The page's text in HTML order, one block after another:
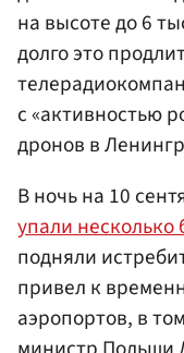
на высоте до 6
долго это
с «активностью
дронов в
В ночь на 10
упали несколько
подняли
привел к
аэропортов, в